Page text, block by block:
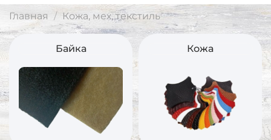
Главная Кожа, мех, текстиль
Байка Кожа